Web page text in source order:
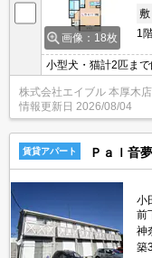
画像：18枚
敷
1
小型犬・猫計2匹ま
インターネット無料
面化粧台。TVモニタ
時)。
株式会社エイブル 本厚木店
情報更新日 2026/08/04
賃貸アパート Ｐａｌ音
小
前
神
築